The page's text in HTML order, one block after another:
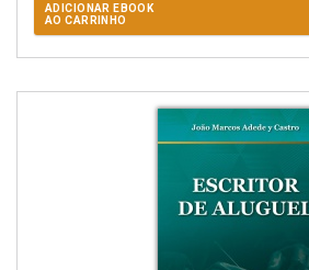
ADICIONAR EBOOK
AO CARRINHO